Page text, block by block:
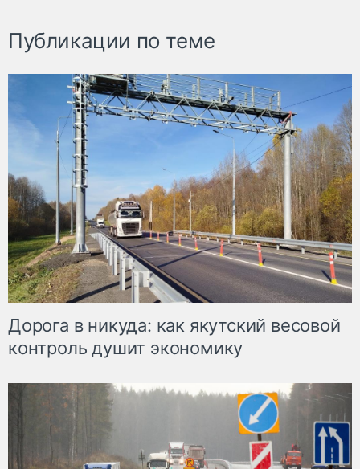
Публикации по теме
Дорога в никуда: как якутский весовой
контроль душит экономику